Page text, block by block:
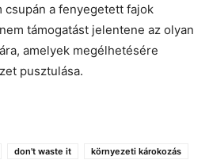
csupán a fenyegetett fajok
támogatást jelentene az olyan
amelyek megélhetésére
pusztulása.
don't waste it környezeti károkozás